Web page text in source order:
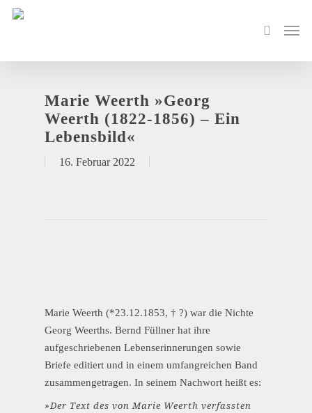
Marie Weerth »Georg
Weerth (1822-1856) – Ein
Lebensbild«
16. Februar 2022
Marie Weerth (*23.12.1853, † ?) war die Nichte
Georg Weerths. Bernd Füllner hat ihre
aufgeschriebenen Lebenserinnerungen sowie
Briefe editiert und in einem umfangreichen Band
zusammengetragen. In seinem Nachwort heißt es:
»Der Text des von Marie Weerth verfassten